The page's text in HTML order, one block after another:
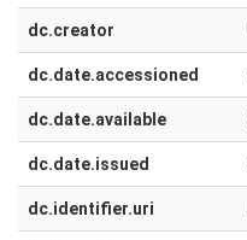
dc.creator
dc.date.accessioned
dc.date.available
dc.date.issued
dc.identifier.uri